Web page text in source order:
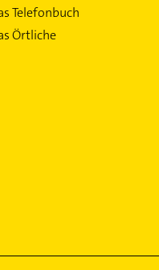
Telefonbuch
Örtliche